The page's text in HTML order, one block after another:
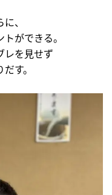
、
ができる。
レを見せず
す。